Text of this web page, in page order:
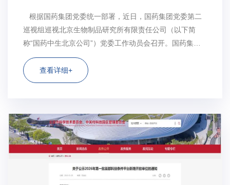
根据国药集团党委统一部署，近日，国药集团党委第二
巡视组巡视北京生物制品研究所有限责任公司（以下简
称“国药中生北京公司”）党委工作动员会召开。国药集团
党委第二巡视组组长董威作动员讲话，对深入学习贯彻习
近平总书记关于巡视工作的重要论述，落实国药集团党委
工作部署提出要求。国药中生北京公司...
查看详细+